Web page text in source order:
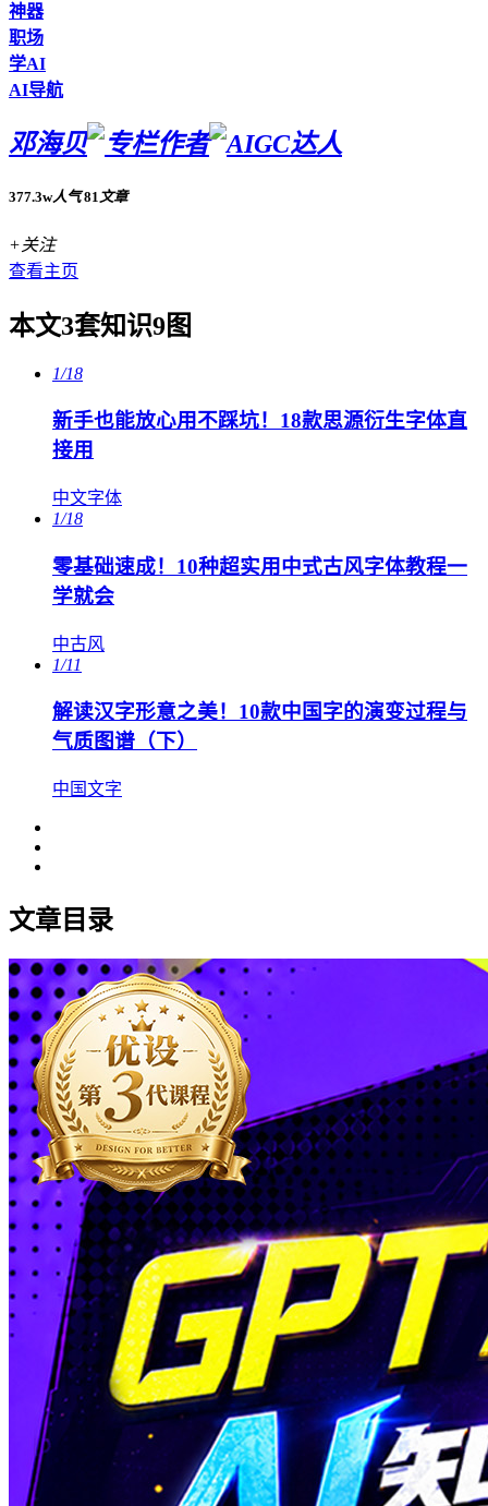
神器
职场
学AI
AI导航
邓海贝
377.3w人气 81 文章
+关注
查看主页
本文3套知识9图
1/18
新手也能放心用不踩坑！18款思源衍生字体直
接用
中文字体
1/18
零基础速成！10种超实用中式古风字体教程一
学就会
中古风
1/11
解读汉字形意之美！10款中国字的演变过程与
气质图谱（下）
中国文字
文章目录